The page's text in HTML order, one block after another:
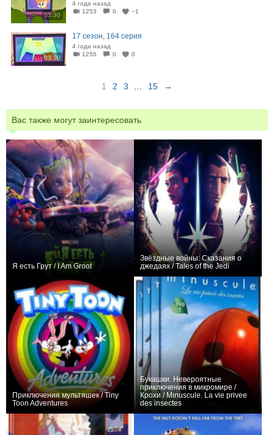
03:30
4 года назад
1253
0 −1
03:30
17 сезон, 164 серия
4 года назад
1256
0 0
1 2 3 15 →
Вас также могут заинтересовать
Я есть Грут / I Am Groot
Звёздные войны: Сказания о
джедаях / Tales of the Jedi
Приключения мультяшек / Tiny
Toon Adventures
Букашки. Невероятные
приключения в микромире /
Крохи / Minuscule. La vie privee
des insectes